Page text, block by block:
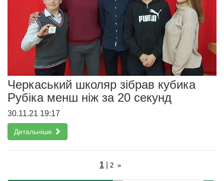
Черкаський школяр зібрав кубика
Рубіка менш ніж за 20 секунд
30.11.21 19:17
Детальніше
1| 2 »